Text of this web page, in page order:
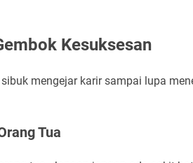
Kesuksesan
mengejar karir sampai lupa
Tua